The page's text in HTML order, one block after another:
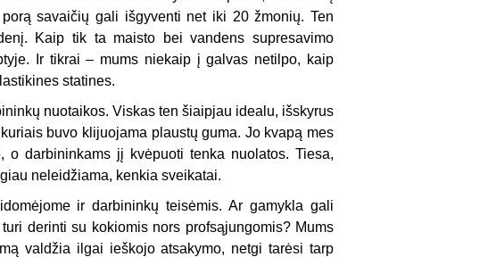
savaičių gali išgyventi net iki 20 žmonių. Ten
Kaip tik ta maisto bei vandens supresavimo
Ir tikrai – mums niekaip į galvas netilpo, kaip
statines.
nuotaikos. Viskas ten šiaipjau idealu, išskyrus
buvo klijuojama plaustų guma. Jo kvapą mes
darbininkams jį kvėpuoti tenka nuolatos. Tiesa,
neleidžiama, kenkia sveikatai.
ir darbininkų teisėmis. Ar gamykla gali
derinti su kokiomis nors profsąjungomis? Mums
valdžia ilgai ieškojo atsakymo, netgi tarėsi tarp